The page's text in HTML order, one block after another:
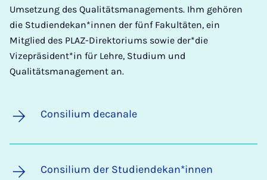
Umsetzung des Qualitätsmanagements. Ihm gehören
die Studiendekan*innen der fünf Fakultäten, ein
Mitglied des PLAZ-Direktoriums sowie der*die
Vizepräsident*in für Lehre, Studium und
Qualitätsmanagement an.
Consilium decanale
Consilium der Studiendekan*innen